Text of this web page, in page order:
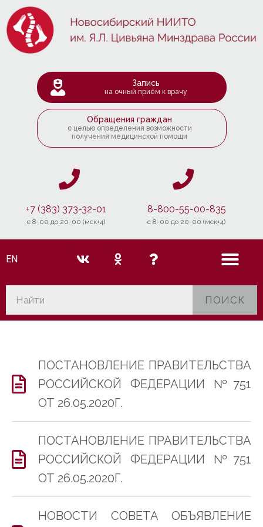
Запись
на очный приём к врачу
Обращения граждан
с целью определения возможности
получения медицинской помощи
+7 (383) 373-32-01
c 8-00 до 20-00 (мск+4)
8-800-55-00-835
c 8-00 до 20-00 (мск+4)
EN
ПОИСК
ПОСТАНОВЛЕНИЕ ПРАВИТЕЛЬСТВА
РОССИЙСКОЙ ФЕДЕРАЦИИ №751
ОТ 26.05.2020Г.
ПОСТАНОВЛЕНИЕ ПРАВИТЕЛЬСТВА
РОССИЙСКОЙ ФЕДЕРАЦИИ №751
ОТ 26.05.2020Г.
НОВОСТИ СОВЕТА ОБЪЯВЛЕНИЕ